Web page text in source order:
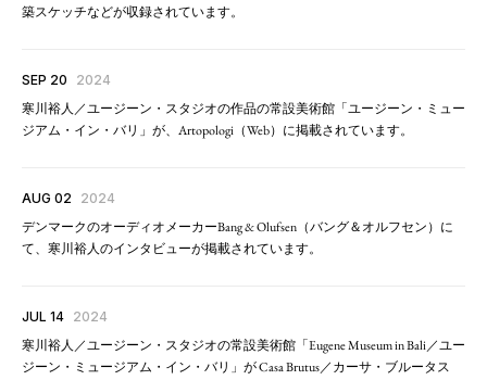
築スケッチなどが収録されています。
SEP 20 2024
寒川裕人／ユージーン・スタジオの作品の常設美術館「ユージーン・ミュー
ジアム・イン・バリ」が、Artopologi（Web）に掲載されています。
AUG 02 2024
デンマークのオーディオメーカーBang & Olufsen（バング＆オルフセン）に
て、寒川裕人のインタビューが掲載されています。
JUL 14 2024
寒川裕人／ユージーン・スタジオの常設美術館「Eugene Museum in Bali／ユー
ジーン・ミュージアム・イン・バリ」が Casa Brutus／カーサ・ブルータス